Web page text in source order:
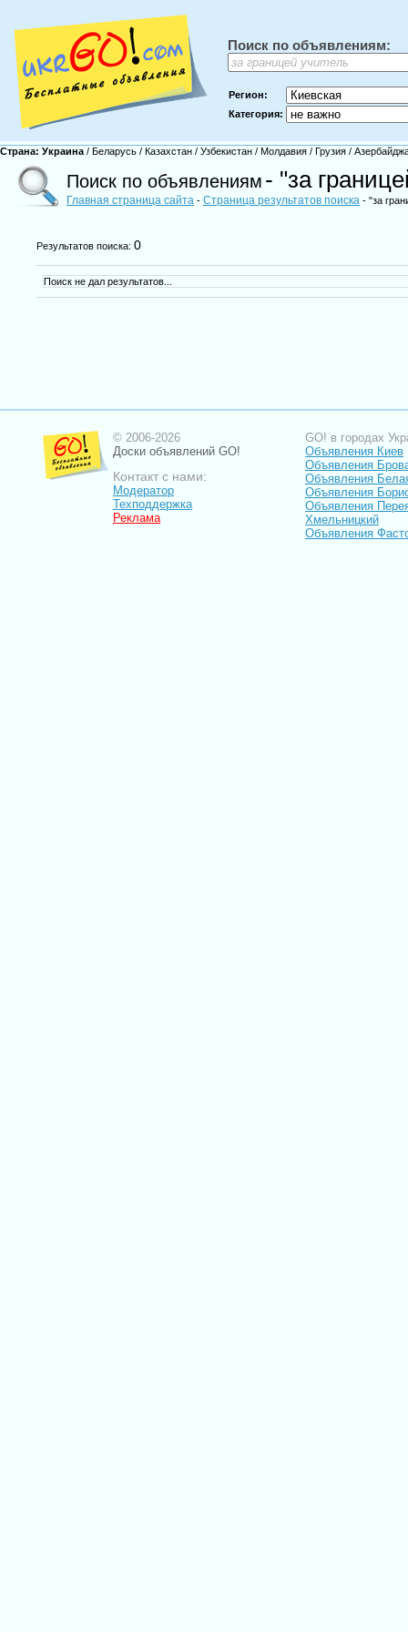
Поиск по объявлениям:
Регион:
Категория:
Страна: Украина / Беларусь / Казахстан / Узбекистан / Молдавия / Грузия /
Поиск по объявлениям - "за
Главная страница сайта - Страница результатов поиска - "за
Результатов поиска: 0
Поиск не дал результатов...
© 2006-2026
Доски объявлений GO!
Контакт с нами:
Модератор
Техподдержка
Реклама
GO! в городах
Объявления Киев
Объявления
Объявления
Объявления
Объявления
Хмельницкий
Объявления